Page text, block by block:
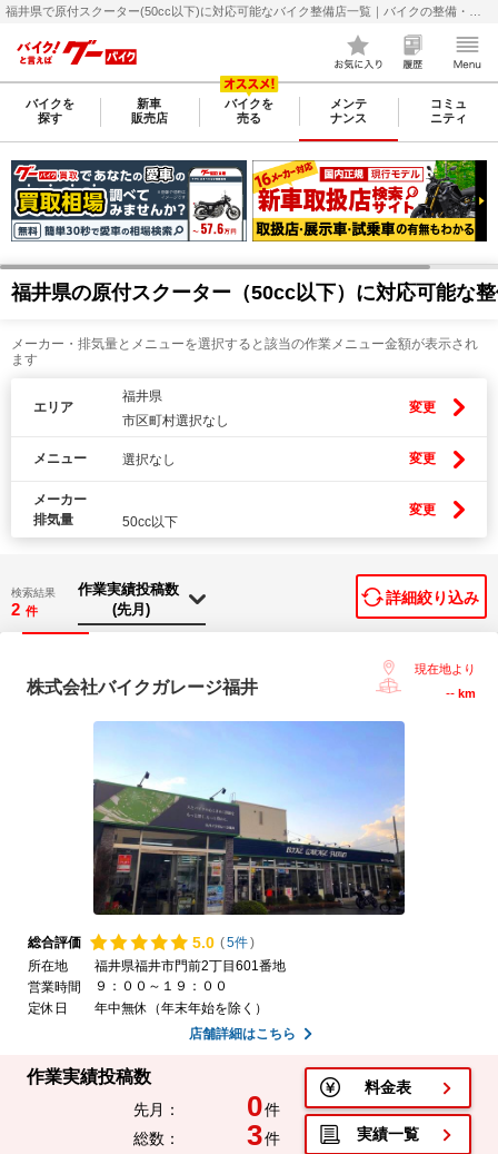
バイクを
探す
新車
販売店
バイクを
売る
メンテ
ナンス
コミュ
ニティ
福井県の原付スクーター（50cc以下）に対応可能な
メーカー・排気量とメニューを選択すると該当の作業メニュー金額が表示され
ます
エリア
福井県
市区町村選択なし
変更
メニュー 選択なし 変更
メーカー
排気量
50cc以下
変更
検索結果
2 件
詳細絞り込み
株式会社バイクガレージ福井
現在地より
-- km
総合評価 5.0 (5件)
所在地
福井県福井市門前2丁目601番地
営業時間
９：００～１９：００
定休日
年中無休（年末年始を除く）
店舗詳細はこちら
作業実績投稿数
先月： 0件
総数：
3件
料金表
実績一覧